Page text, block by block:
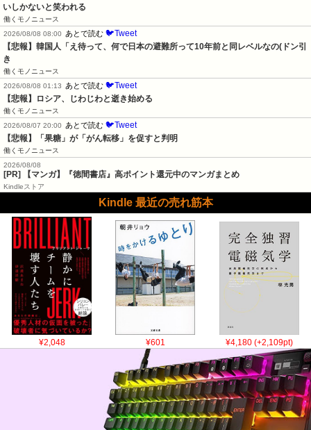
いしかないと笑われる
働くモノニュース
2026/08/08 08:00
あとで読む 🐦Tweet
【悲報】韓国人「え待って、何で日本の避難所って10年前と同レベルなの(ドン引
き
働くモノニュース
2026/08/08 01:13
あとで読む 🐦Tweet
【悲報】ロシア、じわじわと逝き始める
働くモノニュース
2026/08/07 20:00
あとで読む 🐦Tweet
【悲報】「果糖」が「がん転移」を促すと判明
働くモノニュース
2026/08/08
[PR] 【マンガ】『徳間書店』高ポイント還元中のマンガまとめ
Kindleストア
Kindle 最近の売れ筋本
¥2,048 ¥601 ¥4,180 (+2,109pt)